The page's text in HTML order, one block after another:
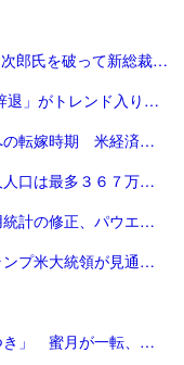
「総裁選 自民党[速報]高市早苗氏が小泉進次郎氏を破って新総裁、会見で「景色変える」初の女性首相が誕生か : 読売新聞」
「小泉氏、「ステマ」認め謝罪 「総裁選辞退」がトレンド入り 写真5枚 国際ニュース：AFPBB News」
「コラム：トランプ関税、近づく消費者への転嫁時期 米経済にどう影響 | ロイター」
「日本人、過去最大の９０万人減 外国人人口は最多３６７万人―総務省：時事ドットコム」
「トランプ氏、利下げ圧力強めるか 雇用統計の修正、パウエル氏に逆風 [トランプ再来][トランプ関税]：朝日新聞」
「未合意国の関税「１５～２０％」 トランプ米大統領が見通し：時事ドットコム」
「トランプ氏「失望」、マスク氏「うそつき」 蜜月が一転、非難の応酬 | 毎日新聞」